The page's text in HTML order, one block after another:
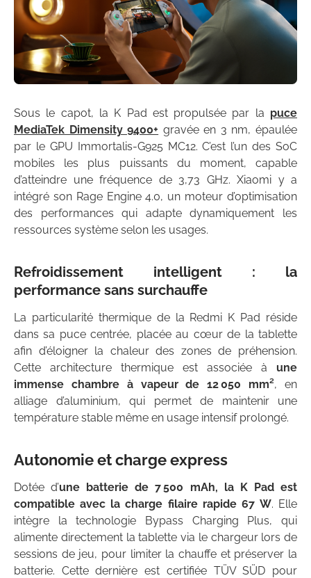
Sous le capot, la K Pad est propulsée par la puce
MediaTek Dimensity 9400+ gravée en 3 nm, épaulée
par le GPU Immortalis-G925 MC12. C’est l’un des SoC
mobiles les plus puissants du moment, capable
d’atteindre une fréquence de 3,73 GHz. Xiaomi y a
intégré son Rage Engine 4.0, un moteur d’optimisation
des performances qui adapte dynamiquement les
ressources système selon les usages.
Refroidissement intelligent : la
performance sans surchauffe
La particularité thermique de la Redmi K Pad réside
dans sa puce centrée, placée au cœur de la tablette
afin d’éloigner la chaleur des zones de préhension.
Cette architecture thermique est associée à une
immense chambre à vapeur de 12 050 mm², en
alliage d’aluminium, qui permet de maintenir une
température stable même en usage intensif prolongé.
Autonomie et charge express
Dotée d’une batterie de 7 500 mAh, la K Pad est
compatible avec la charge filaire rapide 67 W. Elle
intègre la technologie Bypass Charging Plus, qui
alimente directement la tablette via le chargeur lors de
sessions de jeu, pour limiter la chauffe et préserver la
batterie. Cette dernière est certifiée TÜV SÜD pour